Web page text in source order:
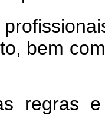
bem
regras